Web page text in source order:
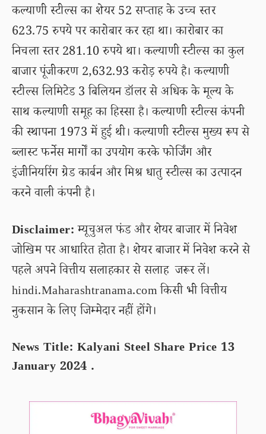
कल्याणी स्टील्स का शेयर 52 सप्ताह के उच्च स्तर
623.75 रुपये पर कारोबार कर रहा था। कारोबार का
निचला स्तर 281.10 रुपये था। कल्याणी स्टील्स का कुल
बाजार पूंजीकरण 2,632.93 करोड़ रुपये है। कल्याणी
स्टील्स लिमिटेड 3 बिलियन डॉलर से अधिक के मूल्य के
साथ कल्याणी समूह का हिस्सा है। कल्याणी स्टील्स कंपनी
की स्थापना 1973 में हुई थी। कल्याणी स्टील्स मुख्य रूप से
ब्लास्ट फर्नेस मार्गों का उपयोग करके फोर्जिंग और
इंजीनियरिंग ग्रेड कार्बन और मिश्र धातु स्टील्स का उत्पादन
करने वाली कंपनी है।
Disclaimer:म्यूचुअल फंड और शेयर बाजार में निवेश
जोखिम पर आधारित होता है। शेयर बाजार में निवेश करने से
पहले अपने वित्तीय सलाहकार से सलाह जरूर लें।
hindi.Maharashtranama.com किसी भी वित्तीय
नुकसान के लिए जिम्मेदार नहीं होंगे।
News Title: Kalyani Steel Share Price 13
January 2024 .